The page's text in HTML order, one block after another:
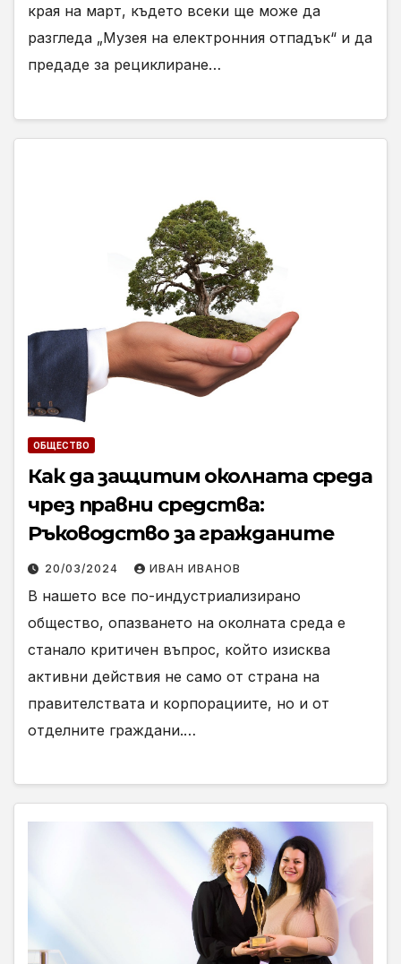
края на март, където всеки ще може да
разгледа „Музея на електронния отпадък“ и да
предаде за рециклиране…
ОБЩЕСТВО
Как да защитим околната среда
чрез правни средства:
Ръководство за гражданите
20/03/2024 ИВАН ИВАНОВ
В нашето все по-индустриализирано
общество, опазването на околната среда е
станало критичен въпрос, който изисква
активни действия не само от страна на
правителствата и корпорациите, но и от
отделните граждани.…